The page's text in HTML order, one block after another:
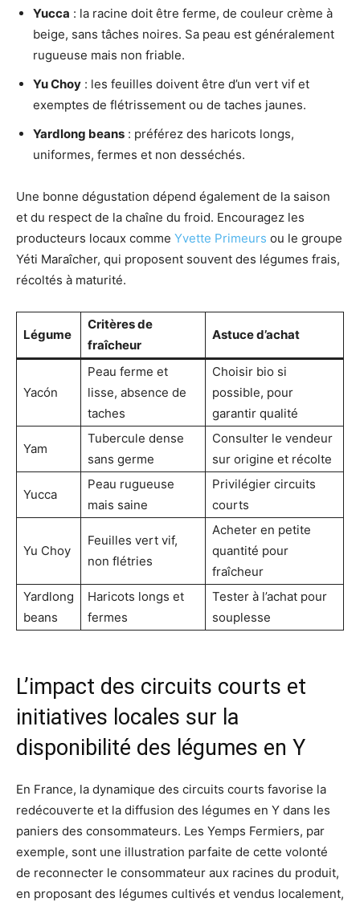
Yucca : la racine doit être ferme, de couleur crème à
beige, sans tâches noires. Sa peau est généralement
rugueuse mais non friable.
Yu Choy : les feuilles doivent être d’un vert vif et
exemptes de flétrissement ou de taches jaunes.
Yardlong beans : préférez des haricots longs,
uniformes, fermes et non desséchés.
Une bonne dégustation dépend également de la saison
et du respect de la chaîne du froid. Encouragez les
producteurs locaux comme Yvette Primeurs ou le groupe
Yéti Maraîcher, qui proposent souvent des légumes frais,
récoltés à maturité.
Légume
Critères de
fraîcheur
Astuce d’achat
Yacón
Peau ferme et
lisse, absence de
taches
Choisir bio si
possible, pour
garantir qualité
Yam
Tubercule dense
sans germe
Consulter le vendeur
sur origine et récolte
Yucca
Peau rugueuse
mais saine
Privilégier circuits
courts
Yu Choy
Feuilles vert vif,
non flétries
Acheter en petite
quantité pour
fraîcheur
Yardlong
beans
Haricots longs et
fermes
Tester à l’achat pour
souplesse
L’impact des circuits courts et
initiatives locales sur la
disponibilité des légumes en Y
En France, la dynamique des circuits courts favorise la
redécouverte et la diffusion des légumes en Y dans les
paniers des consommateurs. Les Yemps Fermiers, par
exemple, sont une illustration parfaite de cette volonté
de reconnecter le consommateur aux racines du produit,
en proposant des légumes cultivés et vendus localement,